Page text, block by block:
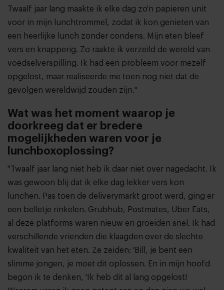
Twaalf jaar lang maakte ik elke dag zo'n papieren unit
voor in mijn lunchtrommel, zodat ik kon genieten van
een heerlijke lunch zonder condens. Mijn eten bleef
vers en knapperig. Zo raakte ik verzeild de wereld van
voedselverspilling. Ik had een probleem voor mezelf
opgelost, maar realiseerde me toen nog niet dat de
gevolgen wereldwijd zouden zijn."
Wat was het moment waarop je
doorkreeg dat er bredere
mogelijkheden waren voor je
lunchboxoplossing?
"Twaalf jaar lang niet heb ik daar niet over nagedacht. Ik
was gewoon blij dat ik elke dag lekker vers kon
lunchen. Pas toen de deliverymarkt groot werd, ging er
een belletje rinkelen. Grubhub, Postmates, Uber Eats,
al deze platforms waren nieuw en groeiden snel. Ik had
verschillende vrienden die klaagden over de slechte
kwaliteit van het eten. Ze zeiden: 'Bill, je bent een
slimme jongen, je moet dit oplossen. En in mijn hoofd
begon ik te denken, 'Ik heb dit al lang opgelost!